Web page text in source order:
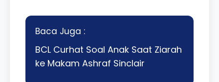
Baca Juga :
BCL Curhat Soal Anak Saat Ziarah
ke Makam Ashraf Sinclair